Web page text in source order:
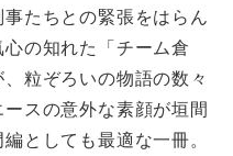
たちとの緊張をはらん
の知れた「チーム倉
粒ぞろいの物語の数々
スの意外な素顔が垣間
としても最適な一冊。